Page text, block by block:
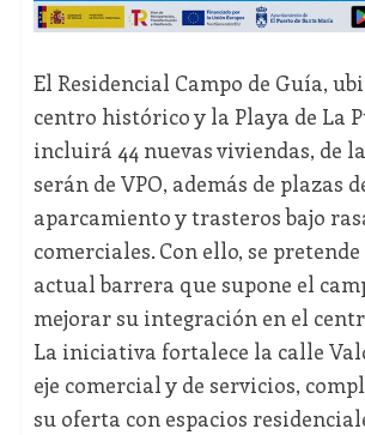
El Residencial Campo de Guía,
centro histórico y la Playa de La
incluirá 44 nuevas viviendas, de
serán de VPO, además de plazas
aparcamiento y trasteros bajo
comerciales. Con ello, se
actual barrera que supone el
mejorar su integración en el
La iniciativa fortalece la calle
eje comercial y de servicios,
su oferta con espacios